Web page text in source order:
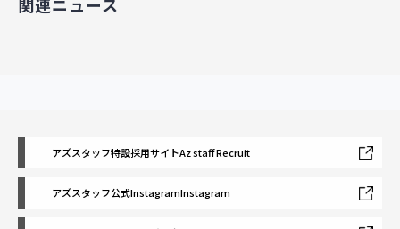
アズスタッフ特設採用サイトAz staff Recruit
アズスタッフ公式InstagramInstagram